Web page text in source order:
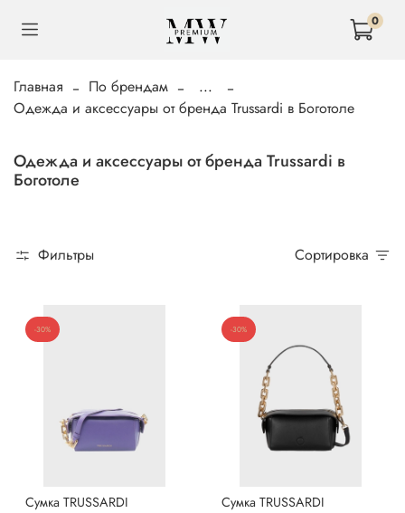
0
Главная По брендам
...
Одежда и аксессуары от бренда Trussardi в Боготоле
Одежда и аксессуары от бренда Trussardi в
Боготоле
Фильтры Сортировка
-30%
Сумка TRUSSARDI
-30%
Сумка TRUSSARDI